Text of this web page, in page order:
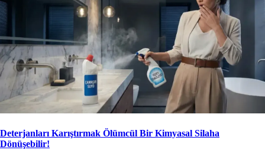
Deterjanları Karıştırmak Ölümcül Bir Kimyasal Silaha
Dönüşebilir!